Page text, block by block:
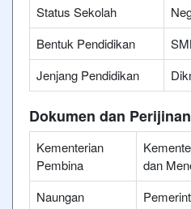
Status Sekolah
Bentuk Pendidikan
Jenjang Pendidikan
Dokumen dan Perijinan
Kementerian
Pembina
dan
Naungan